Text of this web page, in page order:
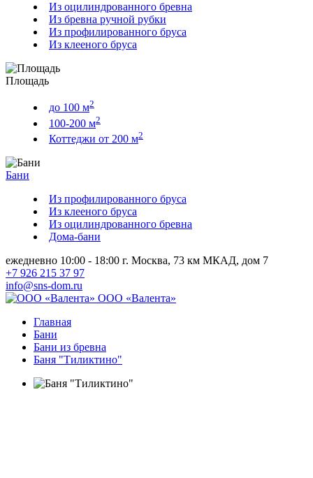
Из оцилиндрованного бревна
Из бревна ручной рубки
Из профилированного бруса
Из клееного бруса
Площадь
до 100 м2
100-200 м2
Коттеджи от 200 м2
Бани
Из профилированного бруса
Из клееного бруса
Из оцилиндрованного бревна
Дома-бани
ежедневно 10:00 - 18:00 г. Москва, 73 км МКАД, дом 7
+7 926 215 37 97
info@sns-dom.ru
ООО «Валента»
Главная
Бани
Бани из бревна
Баня "Тиликтино"